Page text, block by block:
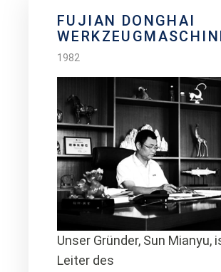
FUJIAN DONGHAI
1982
Unser Gründer, Sun Mianyu,
Leiter des